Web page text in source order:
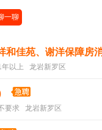
一聊
和佳苑、谢洋保障房
以上 龙岩新罗区
求 龙岩新罗区